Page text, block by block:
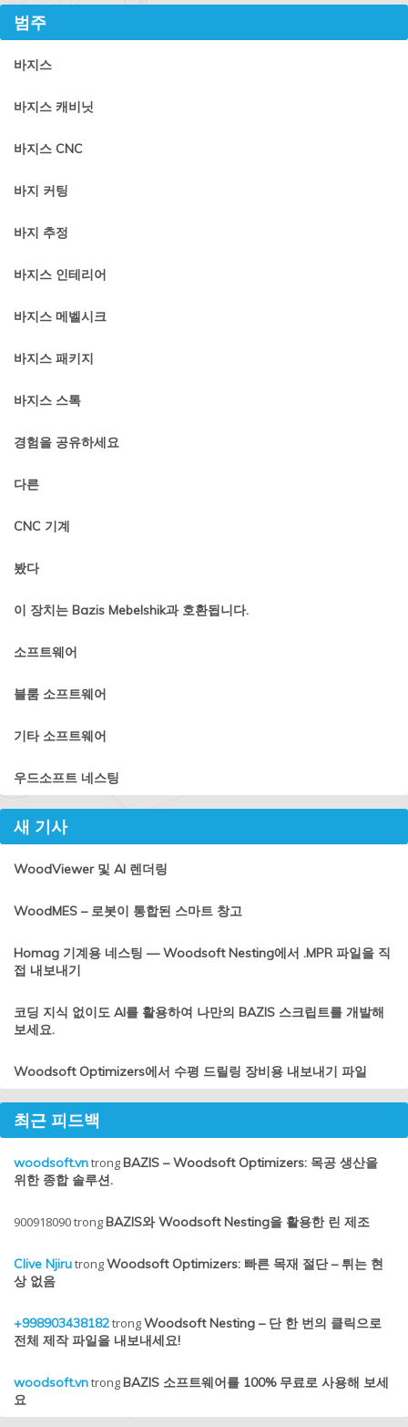
범주
바지스
바지스 캐비닛
바지스 CNC
바지 커팅
바지 추정
바지스 인테리어
바지스 메벨시크
바지스 패키지
바지스 스톡
경험을 공유하세요
다른
CNC 기계
봤다
이 장치는 Bazis Mebelshik과 호환됩니다.
소프트웨어
블룸 소프트웨어
기타 소프트웨어
우드소프트 네스팅
새 기사
WoodViewer 및 AI 렌더링
WoodMES – 로봇이 통합된 스마트 창고
Homag 기계용 네스팅 — Woodsoft Nesting에서 .MPR 파일을 직
접 내보내기
코딩 지식 없이도 AI를 활용하여 나만의 BAZIS 스크립트를 개발해
보세요.
Woodsoft Optimizers에서 수평 드릴링 장비용 내보내기 파일
최근 피드백
woodsoft.vntrongBAZIS – Woodsoft Optimizers: 목공 생산을
위한 종합 솔루션.
900918090trongBAZIS와 Woodsoft Nesting을 활용한 린 제조
Clive NjirutrongWoodsoft Optimizers: 빠른 목재 절단 – 튀는 현
상 없음
+998903438182trongWoodsoft Nesting – 단 한 번의 클릭으로
전체 제작 파일을 내보내세요!
woodsoft.vntrongBAZIS 소프트웨어를 100% 무료로 사용해 보세
요